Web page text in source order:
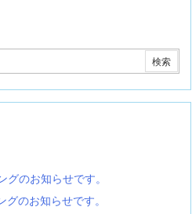
のお知らせです。
のお知らせです。